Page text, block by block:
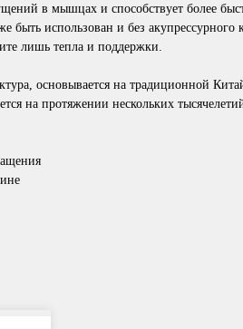
в мышцах и способствует более
быть использован и без акупрессурного
лишь тепла и поддержки.
основывается на традиционной
на протяжении нескольких